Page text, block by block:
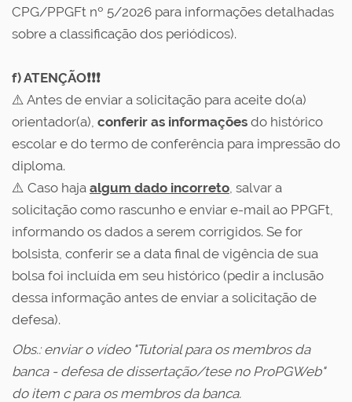
CPG/PPGFt nº 5/2026 para informações detalhadas
sobre a classificação dos periódicos).
f) ATENÇÃO❗❗❗
⚠️ Antes de enviar a solicitação para aceite do(a)
orientador(a), conferir as informações do histórico
escolar e do termo de conferência para impressão do
diploma.
⚠️ Caso haja algum dado incorreto, salvar a
solicitação como rascunho e enviar e-mail ao PPGFt,
informando os dados a serem corrigidos. Se for
bolsista, conferir se a data final de vigência de sua
bolsa foi incluída em seu histórico (pedir a inclusão
dessa informação antes de enviar a solicitação de
defesa).
Obs.: enviar o vídeo "Tutorial para os membros da
banca - defesa de dissertação/tese no ProPGWeb"
do item c para os membros da banca.